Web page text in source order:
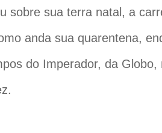
sobre sua terra natal, a
anda sua quarentena,
do Imperador, da Globo,